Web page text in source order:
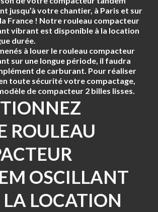
jusqu’à votre chantier, à Paris et sur
France ! Notre rouleau compacteur
vibrant est disponible à la location
durée.
à louer le rouleau compacteur
sur une longue période, il faudra
de carburant. Pour réaliser
toute sécurité votre compactage,
de compacteur 2 billes lisses.
ROULEAU
OSCILLANT
LOCATION